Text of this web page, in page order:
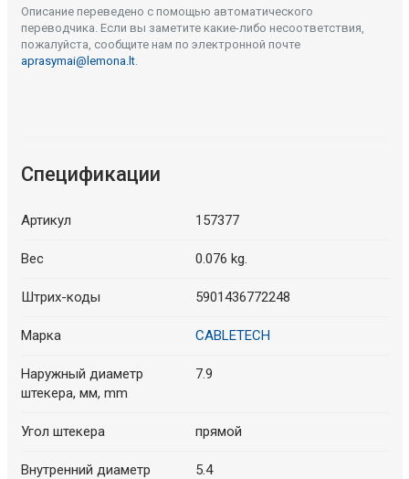
Описание переведено с помощью автоматического
переводчика. Если вы заметите какие-либо несоответствия,
пожалуйста, сообщите нам по электронной почте
aprasymai@lemona.lt.
Спецификации
Артикул 157377
Вес 0.076 kg.
Штрих-коды 5901436772248
Марка CABLETECH
Наружный диаметр
штекера, мм, mm
7.9
Угол штекера прямой
Внутренний диаметр
5.4